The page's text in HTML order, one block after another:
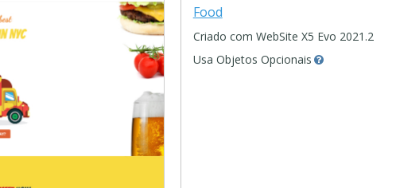
Food
Criado com WebSite X5 Evo 2021.2
Usa Objetos Opcionais